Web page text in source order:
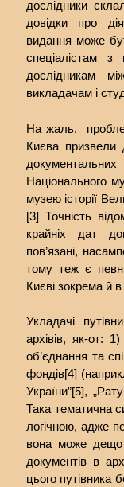
дослідники
довідки про
видання може
спеціалістам
дослідникам
викладачам і
На жаль,
Києва призвели
Національного
музею історії
[3] Точність
крайніх дат
пов’язані,
тому теж є
Києві зокрема й в
Укладачі
архівів, як-от:
об’єднання та
фондів[4]
України”[5],
Така тематична
логічною, адже
вона може дещо
документів в
цього путівника